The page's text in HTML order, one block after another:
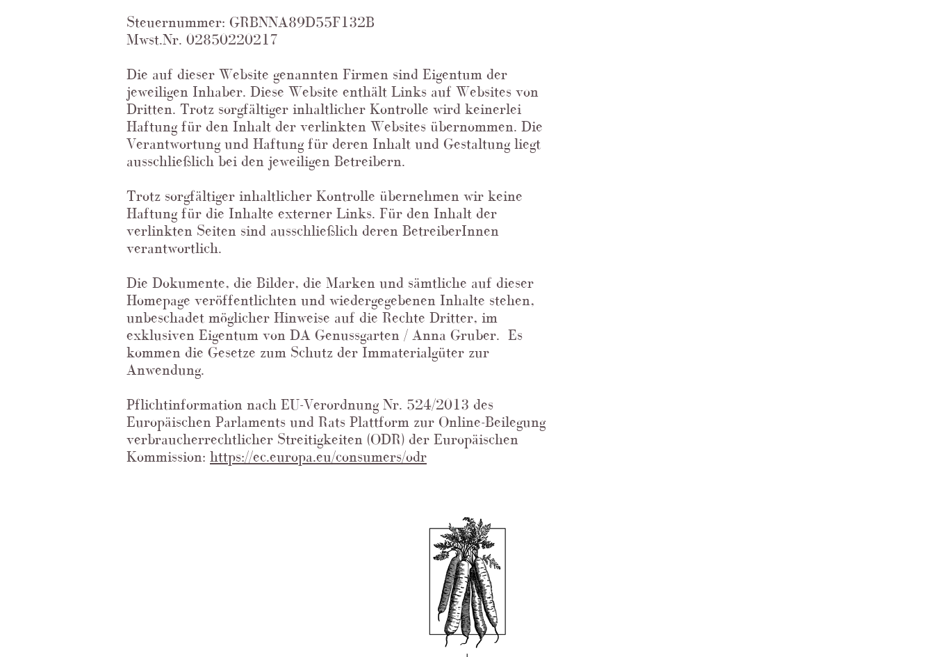
Steuernummer: GRBNNA89D55F132B
Mwst.Nr. 02850220217
Die auf dieser Website genannten Firmen sind Eigentum der
jeweiligen Inhaber. Diese Website enthält Links auf Websites von
Dritten. Trotz sorgfältiger inhaltlicher Kontrolle wird keinerlei
Haftung für den Inhalt der verlinkten Websites übernommen. Die
Verantwortung und Haftung für deren Inhalt und Gestaltung liegt
ausschließlich bei den jeweiligen Betreibern.
Trotz sorgfältiger inhaltlicher Kontrolle übernehmen wir keine
Haftung für die Inhalte externer Links. Für den Inhalt der
verlinkten Seiten sind ausschließlich deren BetreiberInnen
verantwortlich.
Die Dokumente, die Bilder, die Marken und sämtliche auf dieser
Homepage veröffentlichten und wiedergegebenen Inhalte stehen,
unbeschadet möglicher Hinweise auf die Rechte Dritter, im
exklusiven Eigentum von DA Genussgarten / Anna Gruber. Es
kommen die Gesetze zum Schutz der Immaterialgüter zur
Anwendung.
Pflichtinformation nach EU-Verordnung Nr. 524/2013 des
Europäischen Parlaments und Rats Plattform zur Online-Beilegung
verbraucherrechtlicher Streitigkeiten (ODR) der Europäischen
Kommission: https://ec.europa.eu/consumers/odr